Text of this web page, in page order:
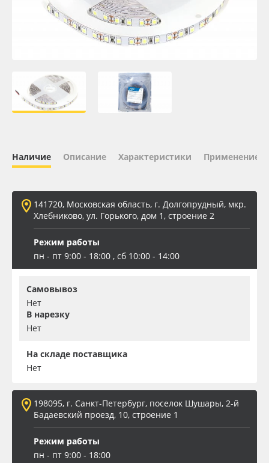
Oracal 641
Плёнка монтажная Oratape
ПЭТ листовой
Баннер
Заготовки для сувениров
Наличие Описание Характеристики Применение
141720, Московская область, г. Долгопрудный, мкр.
Хлебниково, ул. Горького, дом 1, строение 2
Режим работы
пн - пт 9:00 - 18:00 , сб 10:00 - 14:00
Самовывоз
Нет
В нарезку
Нет
На складе поставщика
Нет
198095, г. Санкт-Петербург, поселок Шушары, 2-й
Бадаевский проезд, 10, строение 1
Режим работы
пн - пт 9:00 - 18:00